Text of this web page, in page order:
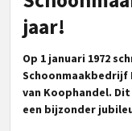
jaar!
Op 1 januari 1972
Schoonmaakbedrijf
van Koophandel.
een bijzonder